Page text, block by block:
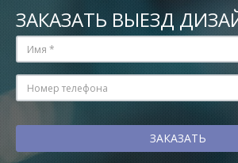
ЗАКАЗАТЬ ВЫЕЗД